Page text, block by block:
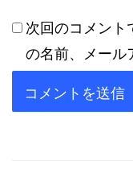
次回のコメント
の名前、メール